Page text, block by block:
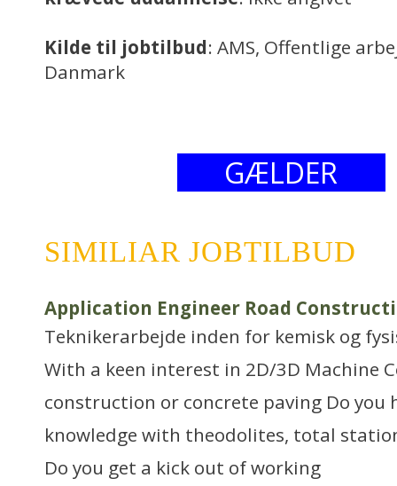
Kilde til jobtilbud: AMS, Offentlige
Danmark
GÆLDER
SIMILIAR JOBTILBUD
Application Engineer Road
Teknikerarbejde inden for kemisk og
With a keen interest in 2D/3D Machine
construction or concrete paving Do you
knowledge with theodolites, total
Do you get a kick out of working